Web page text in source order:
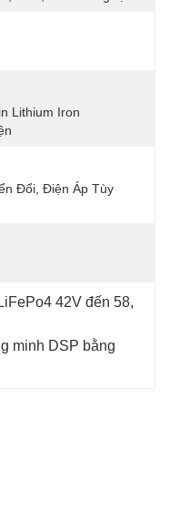
Lithium Iron
Đổi, Điện Áp Tùy
42V đến 58,
minh DSP bằng